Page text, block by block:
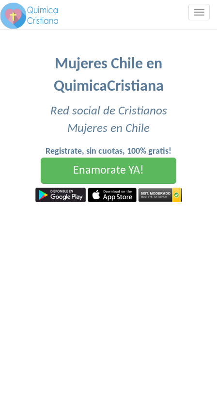
Mujeres Chile en
QuimicaCristiana
Red social de Cristianos
Mujeres en Chile
Registrate, sin cuotas, 100% gratis!
Enamorate YA!